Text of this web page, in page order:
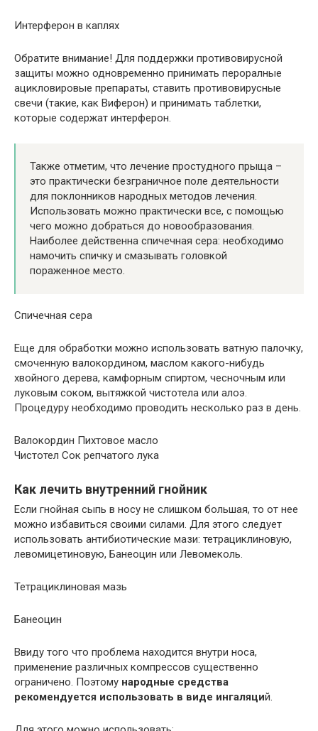
Интерферон в каплях
Обратите внимание! Для поддержки противовирусной
защиты можно одновременно принимать пероралные
ацикловировые препараты, ставить противовирусные
свечи (такие, как Виферон) и принимать таблетки,
которые содержат интерферон.
Также отметим, что лечение простудного прыща –
это практически безграничное поле деятельности
для поклонников народных методов лечения.
Использовать можно практически все, с помощью
чего можно добраться до новообразования.
Наиболее действенна спичечная сера: необходимо
намочить спичку и смазывать головкой
пораженное место.
Спичечная сера
Еще для обработки можно использовать ватную палочку,
смоченную валокордином, маслом какого-нибудь
хвойного дерева, камфорным спиртом, чесночным или
луковым соком, вытяжкой чистотела или алоэ.
Процедуру необходимо проводить несколько раз в день.
Валокордин Пихтовое масло
Чистотел Сок репчатого лука
Как лечить внутренний гнойник
Если гнойная сыпь в носу не слишком большая, то от нее
можно избавиться своими силами. Для этого следует
использовать антибиотические мази: тетрациклиновую,
левомицетиновую, Банеоцин или Левомеколь.
Тетрациклиновая мазь
Банеоцин
Ввиду того что проблема находится внутри носа,
применение различных компрессов существенно
ограничено. Поэтому народные средства
рекомендуется использовать в виде ингаляций.